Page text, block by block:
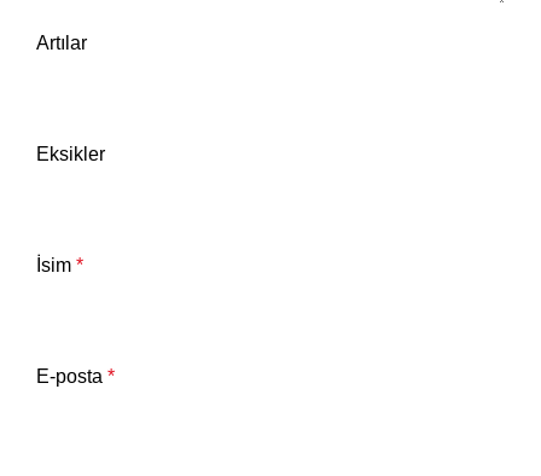
Artılar
Eksikler
İsim *
E-posta *